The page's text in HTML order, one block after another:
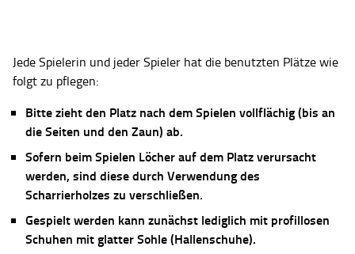
Jede Spielerin und jeder Spieler hat die benutzten Plätze wie
folgt zu pflegen:
Bitte zieht den Platz nach dem Spielen vollflächig (bis an
die Seiten und den Zaun) ab.
Sofern beim Spielen Löcher auf dem Platz verursacht
werden, sind diese durch Verwendung des
Scharrierholzes zu verschließen.
Gespielt werden kann zunächst lediglich mit profillosen
Schuhen mit glatter Sohle (Hallenschuhe).